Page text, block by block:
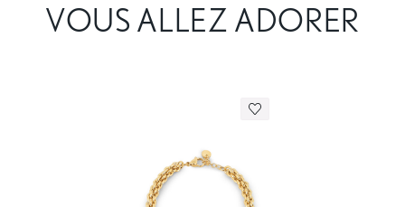
VOUS ALLEZ ADORER